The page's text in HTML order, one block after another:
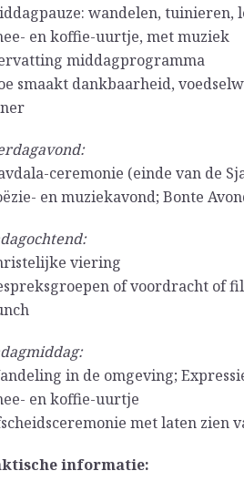
wandelen, tuinieren,
en koffie-uurtje, met muziek
middagprogramma
smaakt dankbaarheid,
ceremonie (einde van de
en muziekavond; Bonte
viering
of voordracht of
in de omgeving;
en koffie-uurtje
met laten zien
informatie: